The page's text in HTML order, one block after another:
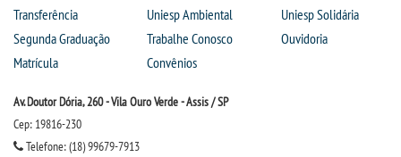
Transferência
Segunda Graduação
Matrícula
Uniesp Ambiental
Trabalhe Conosco
Convênios
Uniesp Solidária
Ouvidoria
Av. Doutor Dória, 260 - Vila Ouro Verde - Assis / SP
Cep: 19816-230
Telefone: (18) 99679-7913